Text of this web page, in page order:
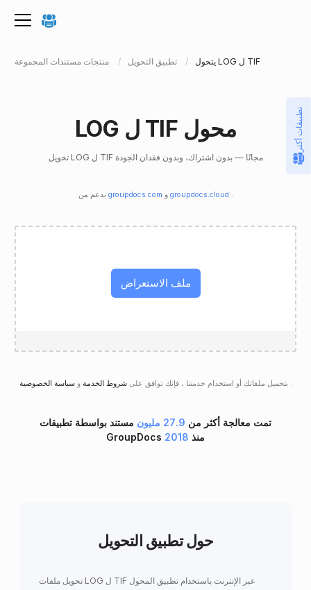
منتجات مستندات المجموعة تطبيق التحويل يتحول LOG ل TIF
LOG ل TIF محول
تحويل LOG ل TIF مجانًا — بدون اشتراك، وبدون فقدان الجودة
groupdocs.com و groupdocs.cloud .
ملف الاستعراض
بتحميل ملفاتك أو استخدام خدمتنا ، فإنك توافق علىشروط الخدمةو .
تمت معالجة أكثر من 27.9 مليون
مستند بواسطة تطبيقات
GroupDocs منذ 2018
حول تطبيق التحويل
تحويل ملفات LOG ل TIF عبر الإنترنت باستخدام تطبيق المحول
تطبيقات أكثر